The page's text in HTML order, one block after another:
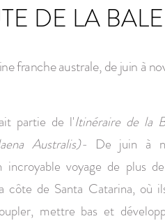
DE LA
franche australe, de juin à
partie de l'Itinéraire de la
Australis)- De juin à
incroyable voyage de plus
côte de Santa Catarina, où
mettre bas et